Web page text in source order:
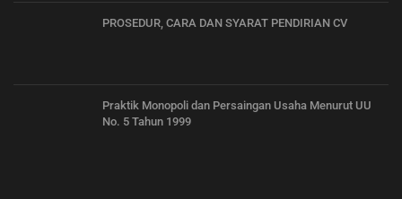
PROSEDUR, CARA DAN SYARAT PENDIRIAN CV
Praktik Monopoli dan Persaingan Usaha Menurut UU
No. 5 Tahun 1999